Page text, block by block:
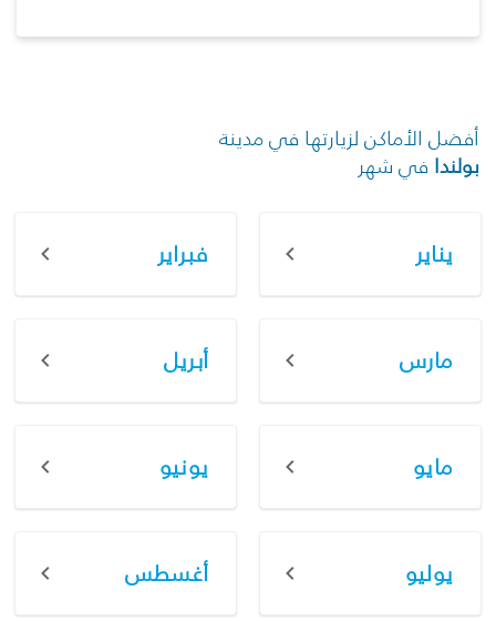
أفضل الأماكن لزيارتها في مدينة
بولندا في شهر
يناير فبراير
مارس أبريل
مايو يونيو
يوليو أغسطس